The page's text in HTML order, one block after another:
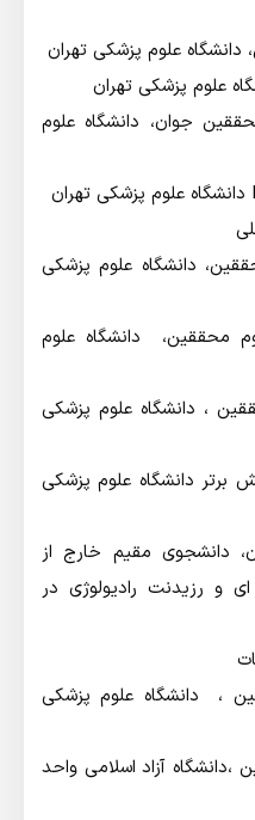
علوم پزشکی تهران
علوم پزشکی تهران
جوان،‌ دانشگاه علوم
دانشگاه علوم پزشکی
محققین، دانشگاه علوم
، دانشگاه علوم پزشکی
دانشگاه علوم پزشکی
دانشجوی مقیم خارج از
رزیدنت رادیولوژی در
، دانشگاه علوم پزشکی
،‌دانشگاه آزاد اسلامی واحد